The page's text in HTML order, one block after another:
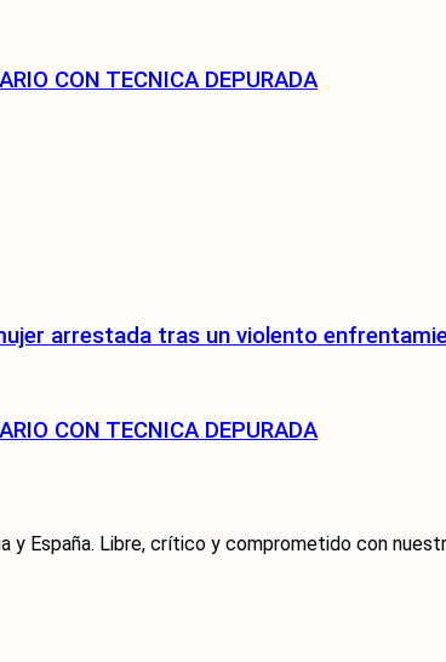
CON TECNICA DEPURADA
arrestada tras un violento
CON TECNICA DEPURADA
y España. Libre, crítico y comprometido con